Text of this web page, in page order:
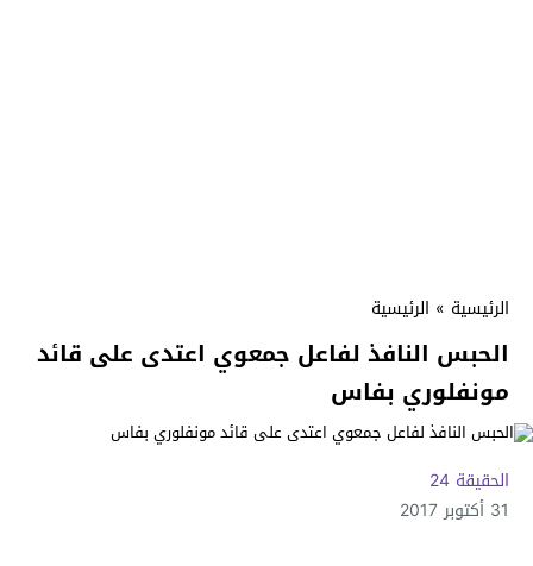
الرئيسية » الرئيسية
الحبس النافذ لفاعل جمعوي اعتدى على قائد
مونفلوري بفاس
الحقيقة 24
31 أكتوبر 2017